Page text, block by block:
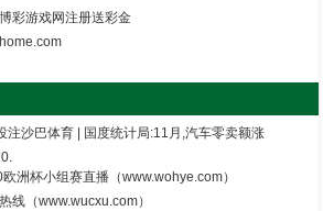
彩游戏网注册送彩金
注沙巴体育 | 国度统计局:11月,汽车零卖额涨
洲杯小组赛直播（www.wohye.com）
线（www.wucxu.com）